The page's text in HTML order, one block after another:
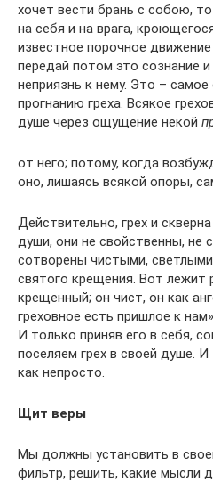
хочет вести брань с собою,
на себя и на врага,
известное порочное движение
передай потом это сознание
неприязнь к нему. Это –
прогнанию греха. Всякое
душе через ощущение некой
от него; потому, когда
оно, лишаясь всякой опоры,
Действительно, грех и
души, они не свойственны, не
сотворены чистыми,
святого крещения. Вот лежит
крещенный; он чист, он как
греховное есть пришлое к
И только приняв его в себя,
поселяем грех в своей душе.
как непросто.
Щит веры
Мы должны установить в
фильтр, решить, какие мысли